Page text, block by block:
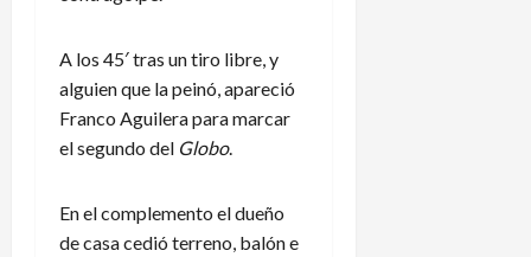
A los 45′ tras un tiro libre, y
alguien que la peinó, apareció
Franco Aguilera para marcar
el segundo del Globo.
En el complemento el dueño
de casa cedió terreno, balón e